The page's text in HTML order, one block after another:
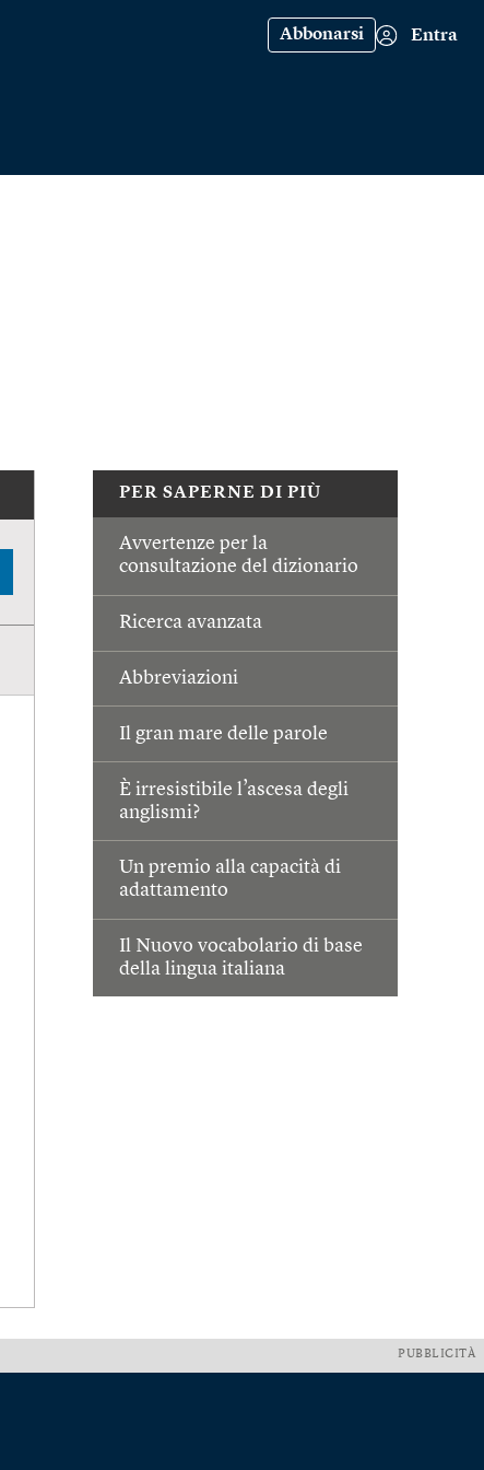
Abbonarsi Entra
PER SAPERNE DI PIÙ
Avvertenze per la
consultazione del dizionario
Ricerca avanzata
Abbreviazioni
Il gran mare delle parole
È irresistibile l’ascesa degli
anglismi?
Un premio alla capacità di
adattamento
Il Nuovo vocabolario di base
della lingua italiana
PUBBLICITÀ